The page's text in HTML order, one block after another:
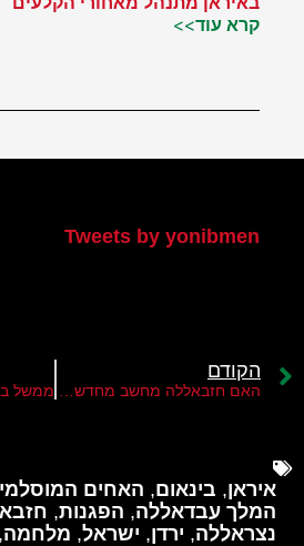
קרא עוד>>
Tweets by yonibmen
הקודם
איראן, בינאום, האחים
המלך עבדאללה, הפגנות,
נצראללה, ירדן, ישראל, מלחמה,